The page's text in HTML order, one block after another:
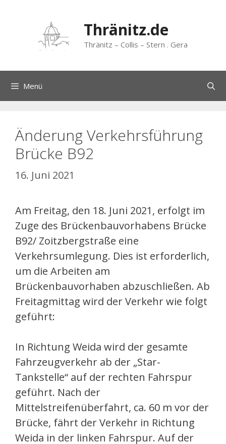
springen
Thränitz.de
Thränitz – Collis – Stern . Gera
Menü
Änderung Verkehrsführung
Brücke B92
16. Juni 2021
Am Freitag, den 18. Juni 2021, erfolgt im
Zuge des Brückenbauvorhabens Brücke
B92/ Zoitzbergstraße eine
Verkehrsumlegung. Dies ist erforderlich,
um die Arbeiten am
Brückenbauvorhaben abzuschließen. Ab
Freitagmittag wird der Verkehr wie folgt
geführt:
In Richtung Weida wird der gesamte
Fahrzeugverkehr ab der „Star-
Tankstelle“ auf der rechten Fahrspur
geführt. Nach der
Mittelstreifenüberfahrt, ca. 60 m vor der
Brücke, fährt der Verkehr in Richtung
Weida in der linken Fahrspur. Auf der